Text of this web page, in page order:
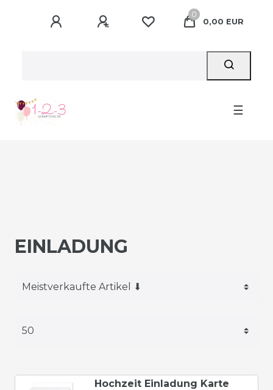
0
0,00 EUR
☰
EINLADUNG
Hochzeit Einladung Karte